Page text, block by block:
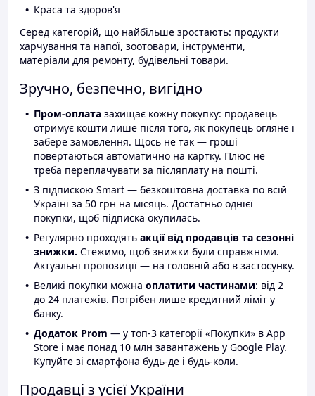
Краса та здоров'я
Серед категорій, що найбільше зростають: продукти
харчування та напої, зоотовари, інструменти,
матеріали для ремонту, будівельні товари.
Зручно, безпечно, вигідно
Пром-оплата захищає кожну покупку: продавець
отримує кошти лише після того, як покупець огляне і
забере замовлення. Щось не так — гроші
повертаються автоматично на картку. Плюс не
треба переплачувати за післяплату на пошті.
З підпискою Smart — безкоштовна доставка по всій
Україні за 50 грн на місяць. Достатньо однієї
покупки, щоб підписка окупилась.
Регулярно проходять акції від продавців та сезонні
знижки. Стежимо, щоб знижки були справжніми.
Актуальні пропозиції — на головній або в застосунку.
Великі покупки можна оплатити частинами: від 2
до 24 платежів. Потрібен лише кредитний ліміт у
банку.
Додаток Prom — у топ-3 категорії «Покупки» в App
Store і має понад 10 млн завантажень у Google Play.
Купуйте зі смартфона будь-де і будь-коли.
Продавці з усієї України